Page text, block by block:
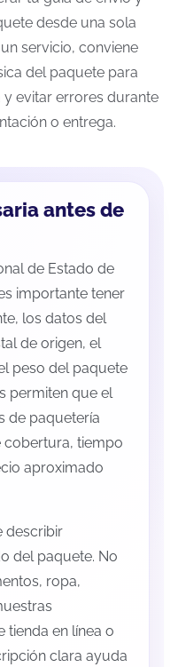
desde una sola
servicio, conviene
del paquete para
evitar errores durante
o entrega.
antes de
de Estado de
importante tener
los datos del
de origen, el
peso del paquete
permiten que el
de paquetería
cobertura, tiempo
aproximado
describir
del paquete. No
ropa,
en línea o
clara ayuda